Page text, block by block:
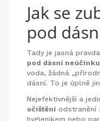
Jak se
pod
Tady je jasná
pod dásní
voda, žádná
dásní. To je úplně
Nejefektivnější a
očištění odstranění
hygienikem nebo